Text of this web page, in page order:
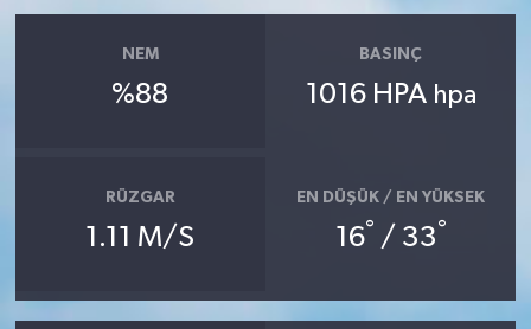
NEM
%88
BASINÇ
1016 HPA hpa
RÜZGAR
1.11 M/S
EN DÜŞÜK / EN YÜKSEK
16° / 33°